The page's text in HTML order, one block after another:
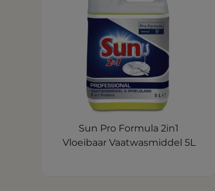
Sun Pro Formula 2in1
Vloeibaar Vaatwasmiddel 5L